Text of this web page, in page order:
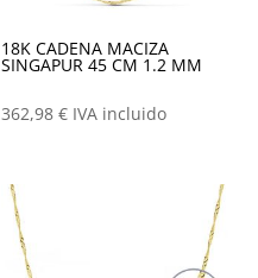
18K CADENA MACIZA
SINGAPUR 45 CM 1.2 MM
362,98€ IVA incluido